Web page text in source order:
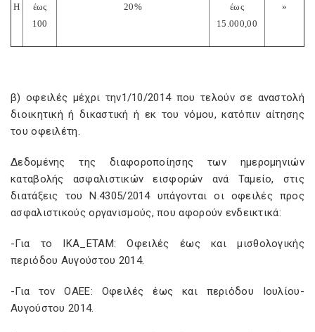
Η
έως
100
20%
έως
15.000,00
»
β) οφειλές μέχρι την1/10/2014 που τελούν σε αναστολή
διοικητική ή δικαστική ή εκ του νόμου, κατόπιν αίτησης
του οφειλέτη.
Δεδομένης της διαφοροποίησης των ημερομηνιών
καταβολής ασφαλιστικών εισφορών ανά Ταμείο, στις
διατάξεις του Ν.4305/2014 υπάγονται οι οφειλές προς
ασφαλιστικούς οργανισμούς, που αφορούν ενδεικτικά:
-Για το ΙΚΑ_ΕΤΑΜ: Οφειλές έως και μισθολογικής
περιόδου Αυγούστου 2014.
-Για τον ΟΑΕΕ: Οφειλές έως και περιόδου Ιουλίου-
Αυγούστου 2014.